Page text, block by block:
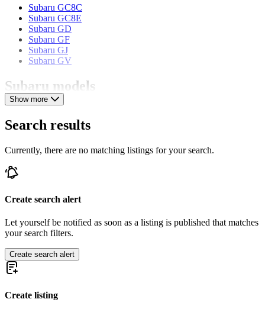
Subaru GC8C
Subaru GC8E
Subaru GD
Subaru GF
Subaru GJ
Subaru GV
Subaru models
Subaru Leone
Subaru Libero
Show more
Search results
Currently, there are no matching listings for your search.
Create search alert
Let yourself be notified as soon as a listing is published that matches
your search filters.
Create search alert
Create listing